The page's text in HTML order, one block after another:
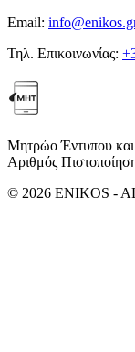
Email:
Τηλ. Επικοινωνίας:
Μητρώο Έντυπου
Αριθμός
© 2026 ENIKOS -